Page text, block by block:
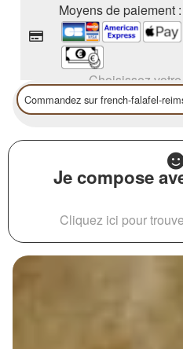
Moyens de paiement :
Choisissez
Je compose
Cliquez ici pour